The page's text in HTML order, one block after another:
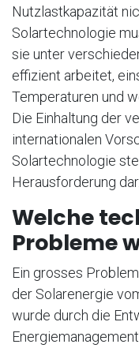
Nutzlastkapazität
Solartechnologie
sie unter
effizient arbeitet,
Temperaturen und
Die Einhaltung der
internationalen
Solartechnologie
Herausforderung dar.
Welche
Probleme
Ein grosses
der Solarenergie
wurde durch die